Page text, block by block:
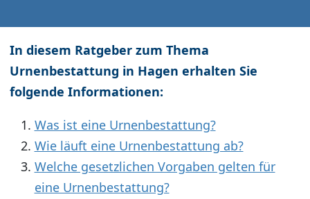
In diesem Ratgeber zum Thema
Urnenbestattung in Hagen erhalten Sie
folgende Informationen:
Was ist eine Urnenbestattung?
Wie läuft eine Urnenbestattung ab?
Welche gesetzlichen Vorgaben gelten für
eine Urnenbestattung?